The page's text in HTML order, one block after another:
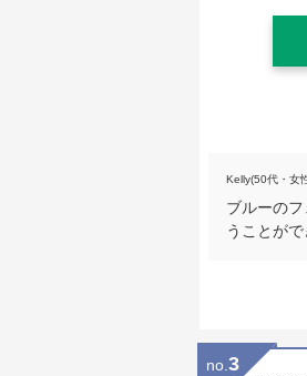
Kelly(50代・女
ブルーの
うことがで
no. 3